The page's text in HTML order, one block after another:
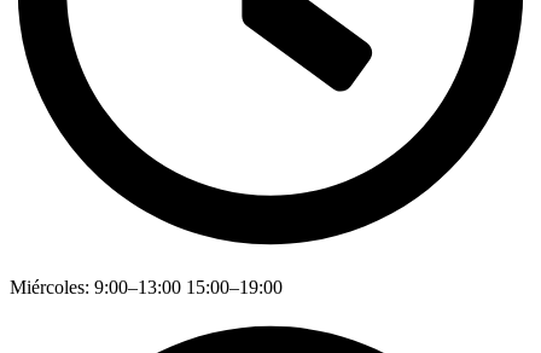
Miércoles: 9:00–13:00 15:00–19:00